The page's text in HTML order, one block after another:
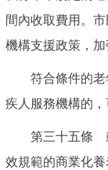
間內收取費用。
機構支援政策，加
符合條件的老
疾人服務機構的，
第三十五條 鼓
效規範的商業化養